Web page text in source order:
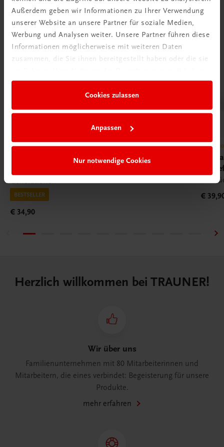
Außerdem geben wir Informationen zu Ihrer Verwendung
unserer Website an unsere Partner für soziale Medien,
Werbung und Analysen weiter. Unsere Partner führen diese
Informationen möglicherweise mit weiteren Daten
zusammen, die Sie ihnen bereitgestellt haben oder die sie
Cookies zulassen
Anpassen
Nur notwendige Cookies
Gastronomie
Kochen einfach genial
Generationen
BESTSELLER
€ 34,90
€
Herzlich willkommen bei TRAUNER!
Wir über uns
Familienunternehmen mit 80 Mitarbeiterinnen und
Mitarbeitern, die eines verbindet: Begeisterung für unsere
Produkte.
mehr erfahren